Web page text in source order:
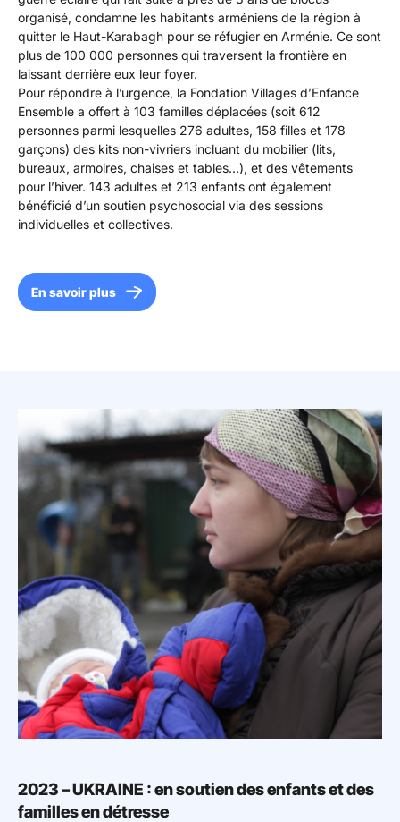
organisé, condamne les habitants arméniens de la région à
quitter le Haut-Karabagh pour se réfugier en Arménie. Ce sont
plus de 100 000 personnes qui traversent la frontière en
laissant derrière eux leur foyer.
Pour répondre à l’urgence, la Fondation Villages d’Enfance
Ensemble a offert à 103 familles déplacées (soit 612
personnes parmi lesquelles 276 adultes, 158 filles et 178
garçons) des kits non-vivriers incluant du mobilier (lits,
bureaux, armoires, chaises et tables…), et des vêtements
pour l’hiver. 143 adultes et 213 enfants ont également
bénéficié d’un soutien psychosocial via des sessions
individuelles et collectives.
En savoir plus
2023 – UKRAINE : en soutien des enfants et des
familles en détresse